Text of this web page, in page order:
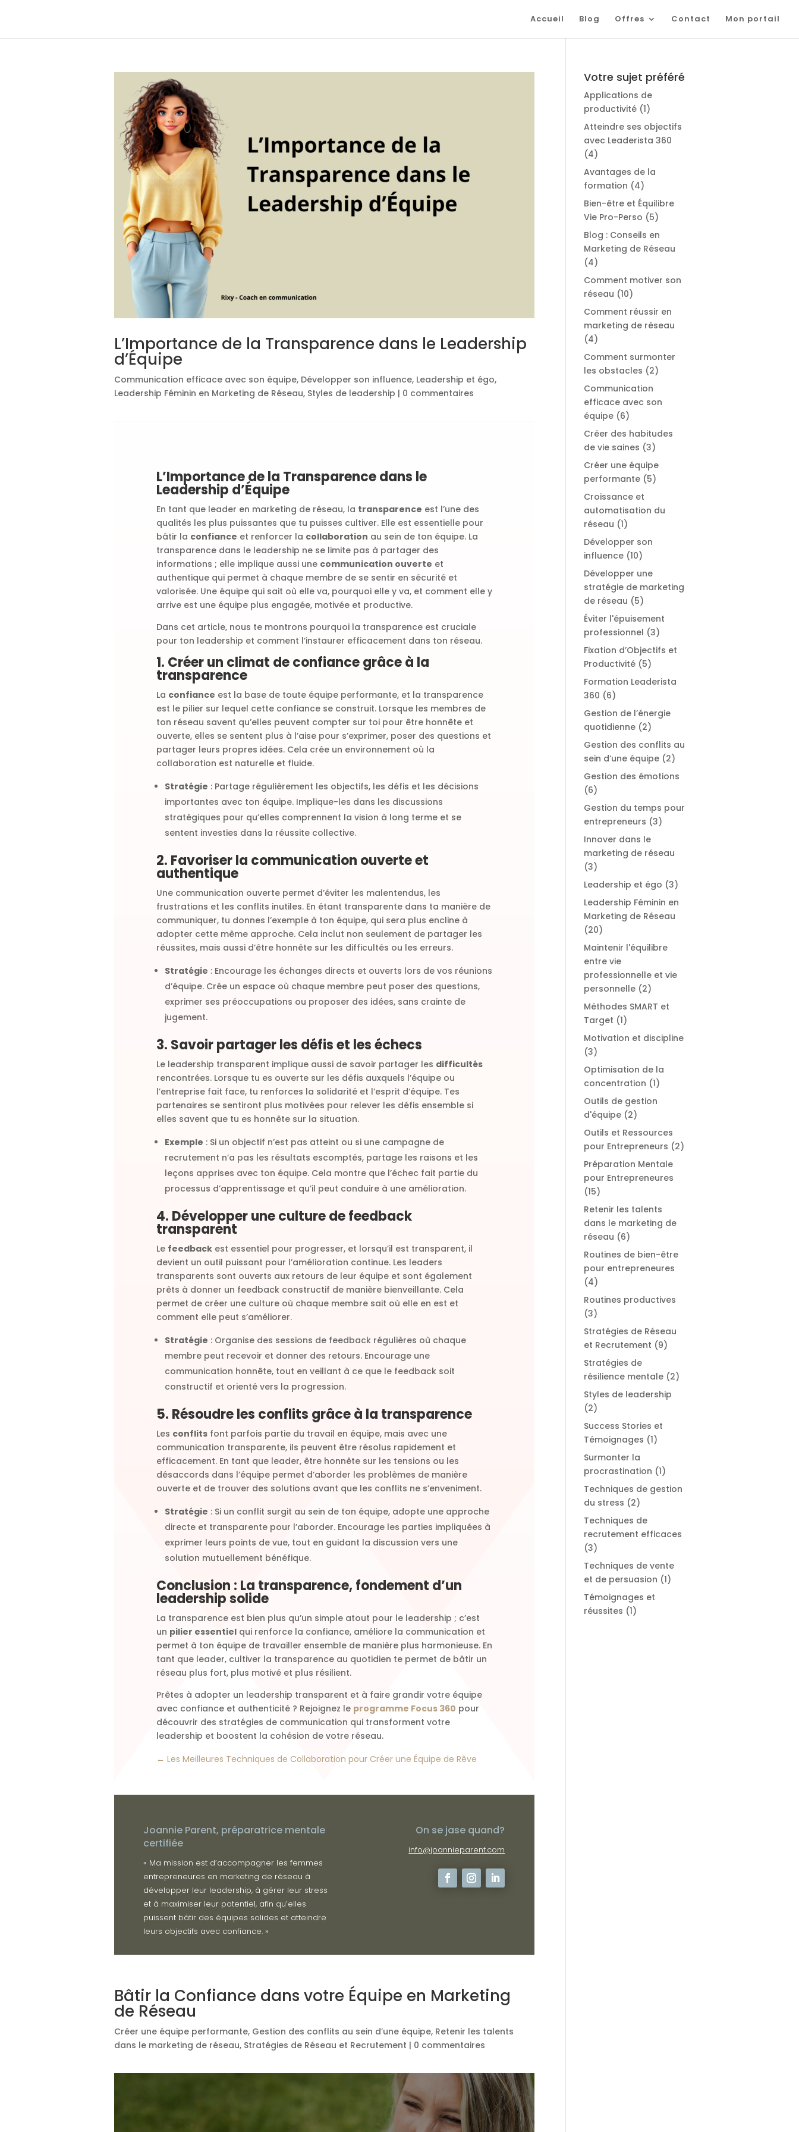
Accueil Blog Offres Contact Mon portail
L’Importance de la Transparence dans le Leadership
d’Équipe
Communication efficace avec son équipe, Développer son influence, Leadership et égo,
Leadership Féminin en Marketing de Réseau, Styles de leadership | 0 commentaires
L’Importance de la Transparence dans le
Leadership d’Équipe
En tant que leader en marketing de réseau, la transparence est l’une des
qualités les plus puissantes que tu puisses cultiver. Elle est essentielle pour
bâtir la confiance et renforcer la collaboration au sein de ton équipe. La
transparence dans le leadership ne se limite pas à partager des
informations ; elle implique aussi une communication ouverte et
authentique qui permet à chaque membre de se sentir en sécurité et
valorisée. Une équipe qui sait où elle va, pourquoi elle y va, et comment elle y
arrive est une équipe plus engagée, motivée et productive.
Dans cet article, nous te montrons pourquoi la transparence est cruciale
pour ton leadership et comment l’instaurer efficacement dans ton réseau.
1. Créer un climat de confiance grâce à la
transparence
La confiance est la base de toute équipe performante, et la transparence
est le pilier sur lequel cette confiance se construit. Lorsque les membres de
ton réseau savent qu’elles peuvent compter sur toi pour être honnête et
ouverte, elles se sentent plus à l’aise pour s’exprimer, poser des questions et
partager leurs propres idées. Cela crée un environnement où la
collaboration est naturelle et fluide.
Stratégie : Partage régulièrement les objectifs, les défis et les décisions
importantes avec ton équipe. Implique-les dans les discussions
stratégiques pour qu’elles comprennent la vision à long terme et se
sentent investies dans la réussite collective.
2. Favoriser la communication ouverte et
authentique
Une communication ouverte permet d’éviter les malentendus, les
frustrations et les conflits inutiles. En étant transparente dans ta manière de
communiquer, tu donnes l’exemple à ton équipe, qui sera plus encline à
adopter cette même approche. Cela inclut non seulement de partager les
réussites, mais aussi d’être honnête sur les difficultés ou les erreurs.
Stratégie : Encourage les échanges directs et ouverts lors de vos réunions
d’équipe. Crée un espace où chaque membre peut poser des questions,
exprimer ses préoccupations ou proposer des idées, sans crainte de
jugement.
3. Savoir partager les défis et les échecs
Le leadership transparent implique aussi de savoir partager les difficultés
rencontrées. Lorsque tu es ouverte sur les défis auxquels l’équipe ou
l’entreprise fait face, tu renforces la solidarité et l’esprit d’équipe. Tes
partenaires se sentiront plus motivées pour relever les défis ensemble si
elles savent que tu es honnête sur la situation.
Exemple : Si un objectif n’est pas atteint ou si une campagne de
recrutement n’a pas les résultats escomptés, partage les raisons et les
leçons apprises avec ton équipe. Cela montre que l’échec fait partie du
processus d’apprentissage et qu’il peut conduire à une amélioration.
4. Développer une culture de feedback
transparent
Le feedbackest essentiel pour progresser, et lorsqu’il est transparent, il
devient un outil puissant pour l’amélioration continue. Les leaders
transparents sont ouverts aux retours de leur équipe et sont également
prêts à donner un feedback constructif de manière bienveillante. Cela
permet de créer une culture où chaque membre sait où elle en est et
comment elle peut s’améliorer.
Stratégie : Organise des sessions de feedback régulières où chaque
membre peut recevoir et donner des retours. Encourage une
communication honnête, tout en veillant à ce que le feedback soit
constructif et orienté vers la progression.
5. Résoudre les conflits grâce à la transparence
Les conflitsfont parfois partie du travail en équipe, mais avec une
communication transparente, ils peuvent être résolus rapidement et
efficacement. En tant que leader, être honnête sur les tensions ou les
désaccords dans l’équipe permet d’aborder les problèmes de manière
ouverte et de trouver des solutions avant que les conflits ne s’enveniment.
Stratégie : Si un conflit surgit au sein de ton équipe, adopte une approche
directe et transparente pour l’aborder. Encourage les parties impliquées à
exprimer leurs points de vue, tout en guidant la discussion vers une
solution mutuellement bénéfique.
Conclusion : La transparence, fondement d’un
leadership solide
La transparence est bien plus qu’un simple atout pour le leadership ; c’est
un pilier essentielqui renforce la confiance, améliore la communication et
permet à ton équipe de travailler ensemble de manière plus harmonieuse. En
tant que leader, cultiver la transparence au quotidien te permet de bâtir un
réseau plus fort, plus motivé et plus résilient.
Prêtes à adopter un leadership transparent et à faire grandir votre équipe
avec confiance et authenticité ? Rejoignez le programme Focus 360 pour
découvrir des stratégies de communication qui transforment votre
leadership et boostent la cohésion de votre réseau.
← Les Meilleures Techniques de Collaboration pour Créer une Équipe de Rêve
Joannie Parent, préparatrice mentale
certifiée
« Ma mission est d’accompagner les femmes
entrepreneures en marketing de réseau à
développer leur leadership, à gérer leur stress
et à maximiser leur potentiel, afin qu’elles
puissent bâtir des équipes solides et atteindre
leurs objectifs avec confiance. »
On se jase quand?
info@joannieparent.com
Bâtir la Confiance dans votre Équipe en Marketing
de Réseau
Créer une équipe performante, Gestion des conflits au sein d’une équipe, Retenir les talents
dans le marketing de réseau, Stratégies de Réseau et Recrutement | 0 commentaires
Votre sujet préféré
Applications de
productivité(1)
Atteindre ses objectifs
avec Leaderista 360
(4)
Avantages de la
formation (4)
Bien-être et Équilibre
Vie Pro-Perso (5)
Blog : Conseils en
Marketing de Réseau
(4)
Comment motiver son
réseau (10)
Comment réussir en
marketing de réseau
(4)
Comment surmonter
les obstacles (2)
Communication
efficace avec son
équipe(6)
Créer des habitudes
de vie saines (3)
Créer une équipe
performante(5)
Croissance et
automatisation du
réseau (1)
Développer son
influence(10)
Développer une
stratégie de marketing
de réseau (5)
Éviter l'épuisement
professionnel (3)
Fixation d’Objectifs et
Productivité(5)
Formation Leaderista
360 (6)
Gestion de l’énergie
quotidienne(2)
Gestion des conflits au
sein d’une équipe(2)
Gestion des émotions
(6)
Gestion du temps pour
entrepreneurs (3)
Innover dans le
marketing de réseau
(3)
Leadership et égo (3)
Leadership Féminin en
Marketing de Réseau
(20)
Maintenir l'équilibre
entre vie
professionnelle et vie
personnelle(2)
Méthodes SMART et
Target (1)
Motivation et discipline
(3)
Optimisation de la
concentration (1)
Outils de gestion
d'équipe(2)
Outils et Ressources
pour Entrepreneurs (2)
Préparation Mentale
pour Entrepreneures
(15)
Retenir les talents
dans le marketing de
réseau (6)
Routines de bien-être
pour entrepreneures
(4)
Routines productives
(3)
Stratégies de Réseau
et Recrutement (9)
Stratégies de
résilience mentale(2)
Styles de leadership
(2)
Success Stories et
Témoignages (1)
Surmonter la
procrastination (1)
Techniques de gestion
du stress (2)
Techniques de
recrutement efficaces
(3)
Techniques de vente
et de persuasion (1)
Témoignages et
réussites (1)